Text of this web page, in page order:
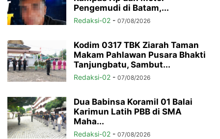
Pengemudi di Batam,...
Redaksi-02 - 07/08/2026
Kodim 0317 TBK Ziarah Taman
Makam Pahlawan Pusara Bhakti
Tanjungbatu, Sambut...
Redaksi-02 - 07/08/2026
Dua Babinsa Koramil 01 Balai
Karimun Latih PBB di SMA
Maha...
Redaksi-02 - 07/08/2026